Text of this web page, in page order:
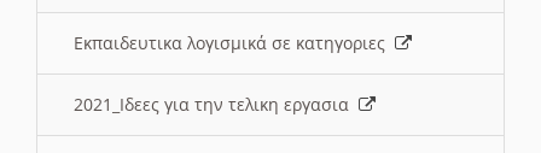
Εκπαιδευτικα λογισμικά σε κατηγοριες
2021_Ιδεες για την τελικη εργασια